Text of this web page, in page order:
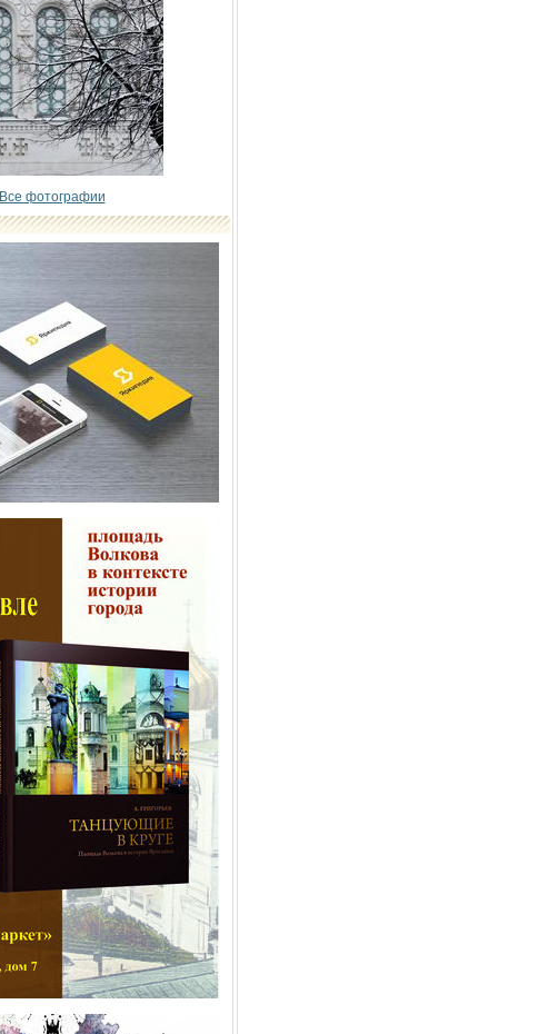
Все фотографии